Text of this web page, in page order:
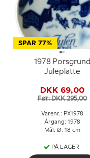
SPAR 77%
1978 Porsgrund
Juleplatte
DKK 69,00
Før: DKK 295,00
Varenr.: PX1978
Årgang: 1978
Mål: Ø: 18 cm
PÅ LAGER